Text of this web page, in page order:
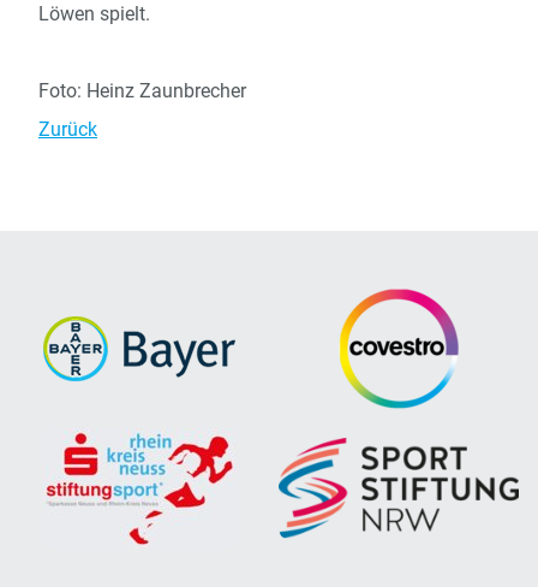
Löwen spielt.
Foto: Heinz Zaunbrecher
Zurück